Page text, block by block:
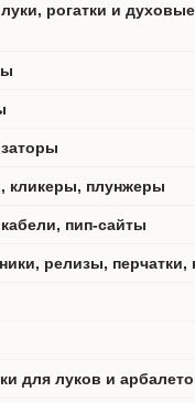
рогатки и духовые
кликеры, плунжеры
пип-сайты
релизы, перчатки,
для луков и